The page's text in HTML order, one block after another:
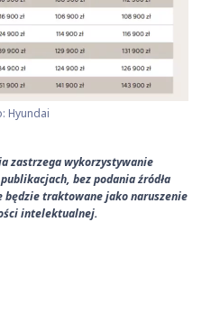
Hyundai
zastrzega wykorzystywanie
bez podania źródła
będzie traktowane jako naruszenie
intelektualnej.